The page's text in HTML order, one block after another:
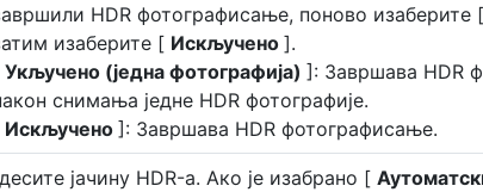
HDR фотографисање, поново изаберите [
изаберите [ Искључено ].
Укључено (једна фотографија) ]: Завршава HDR
снимања једне HDR фотографије.
Искључено ]: Завршава HDR фотографисање.
јачину HDR-а. Ако је изабрано [